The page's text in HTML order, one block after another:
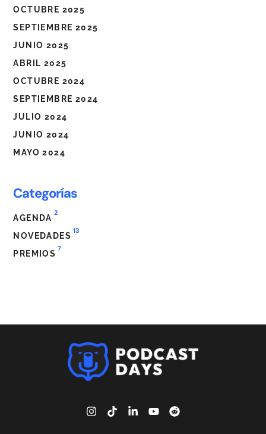
OCTUBRE 2025
SEPTIEMBRE 2025
JUNIO 2025
ABRIL 2025
OCTUBRE 2024
SEPTIEMBRE 2024
JULIO 2024
JUNIO 2024
MAYO 2024
Categorías
AGENDA
2
NOVEDADES
13
PREMIOS
7